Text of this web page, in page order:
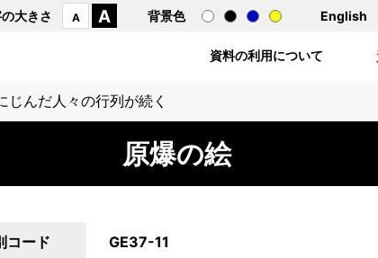
大きさ A A 背景色 English
資料の利用について
んだ人々の行列が続く
原爆の絵
コード GE37-11